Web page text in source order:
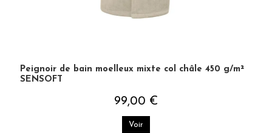
Peignoir de bain moelleux mixte col châle 450 g/m²
SENSOFT
99,00 €
Voir